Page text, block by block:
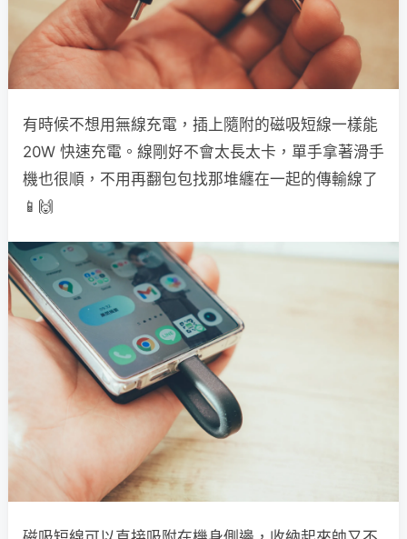
有時候不想用無線充電，插上隨附的磁吸短線一樣能
20W 快速充電。線剛好不會太長太卡，單手拿著滑手
機也很順，不用再翻包包找那堆纏在一起的傳輸線了
📱🙌